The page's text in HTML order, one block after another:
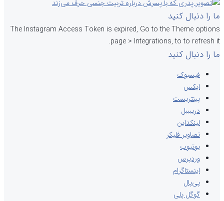
ما را دنبال کنید
The Instagram Access Token is expired, Go to the Theme options
page > Integrations, to to refresh it.
ما را دنبال کنید
فیسبوک
ایکس
پینتریست
دریبببل
لینکداین
تصاویر فلیکر
یوتیوب
وردپرس
اینستاگرام
پی‌پال
گوگل پلی